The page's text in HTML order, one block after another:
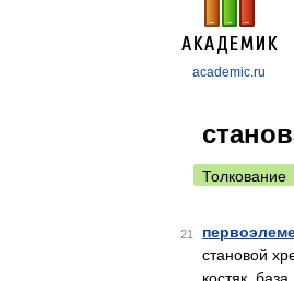
academic.ru
Толкование
21
становой